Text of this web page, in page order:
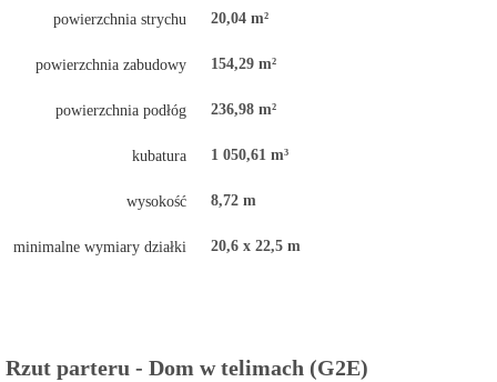
powierzchnia strychu 20,04 m²
powierzchnia zabudowy 154,29 m²
powierzchnia podłóg 236,98 m²
kubatura 1 050,61 m³
wysokość 8,72 m
minimalne wymiary działki 20,6 x 22,5 m
Rzut parteru - Dom w telimach (G2E)